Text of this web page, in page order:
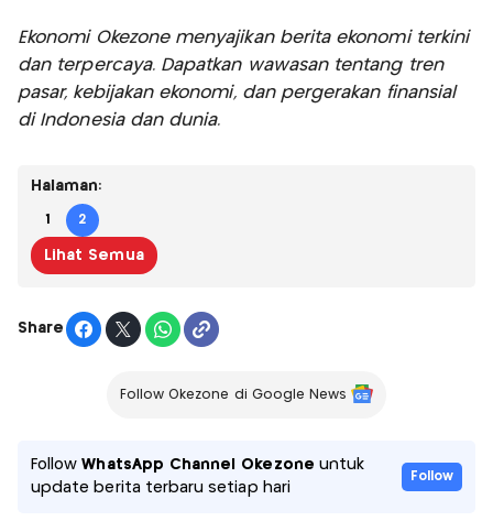
Ekonomi Okezone menyajikan berita ekonomi terkini
dan terpercaya. Dapatkan wawasan tentang tren
pasar, kebijakan ekonomi, dan pergerakan finansial
di Indonesia dan dunia.
Halaman:
1 2
Lihat Semua
Share
Follow Okezone di Google News
FollowWhatsApp Channel Okezone untuk
update berita terbaru setiap hari
Follow